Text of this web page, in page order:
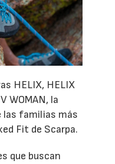
HELIX, HELIX
WOMAN, la
las familias más
Fit de Scarpa.
que buscan